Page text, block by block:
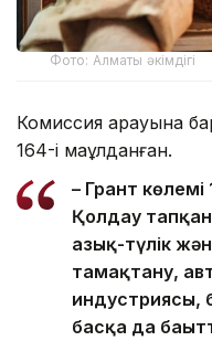
Фото: Алматы әкімдігі
Комиссия қарауына
164-і мақұлданған.
– Грант көлемі
Қолдау
азық-түлік
тамақтану,
индустриясы,
басқа да